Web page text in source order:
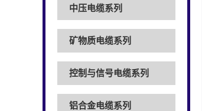
中压电缆系列
矿物质电缆系列
控制与信号电缆系列
铝合金电缆系列